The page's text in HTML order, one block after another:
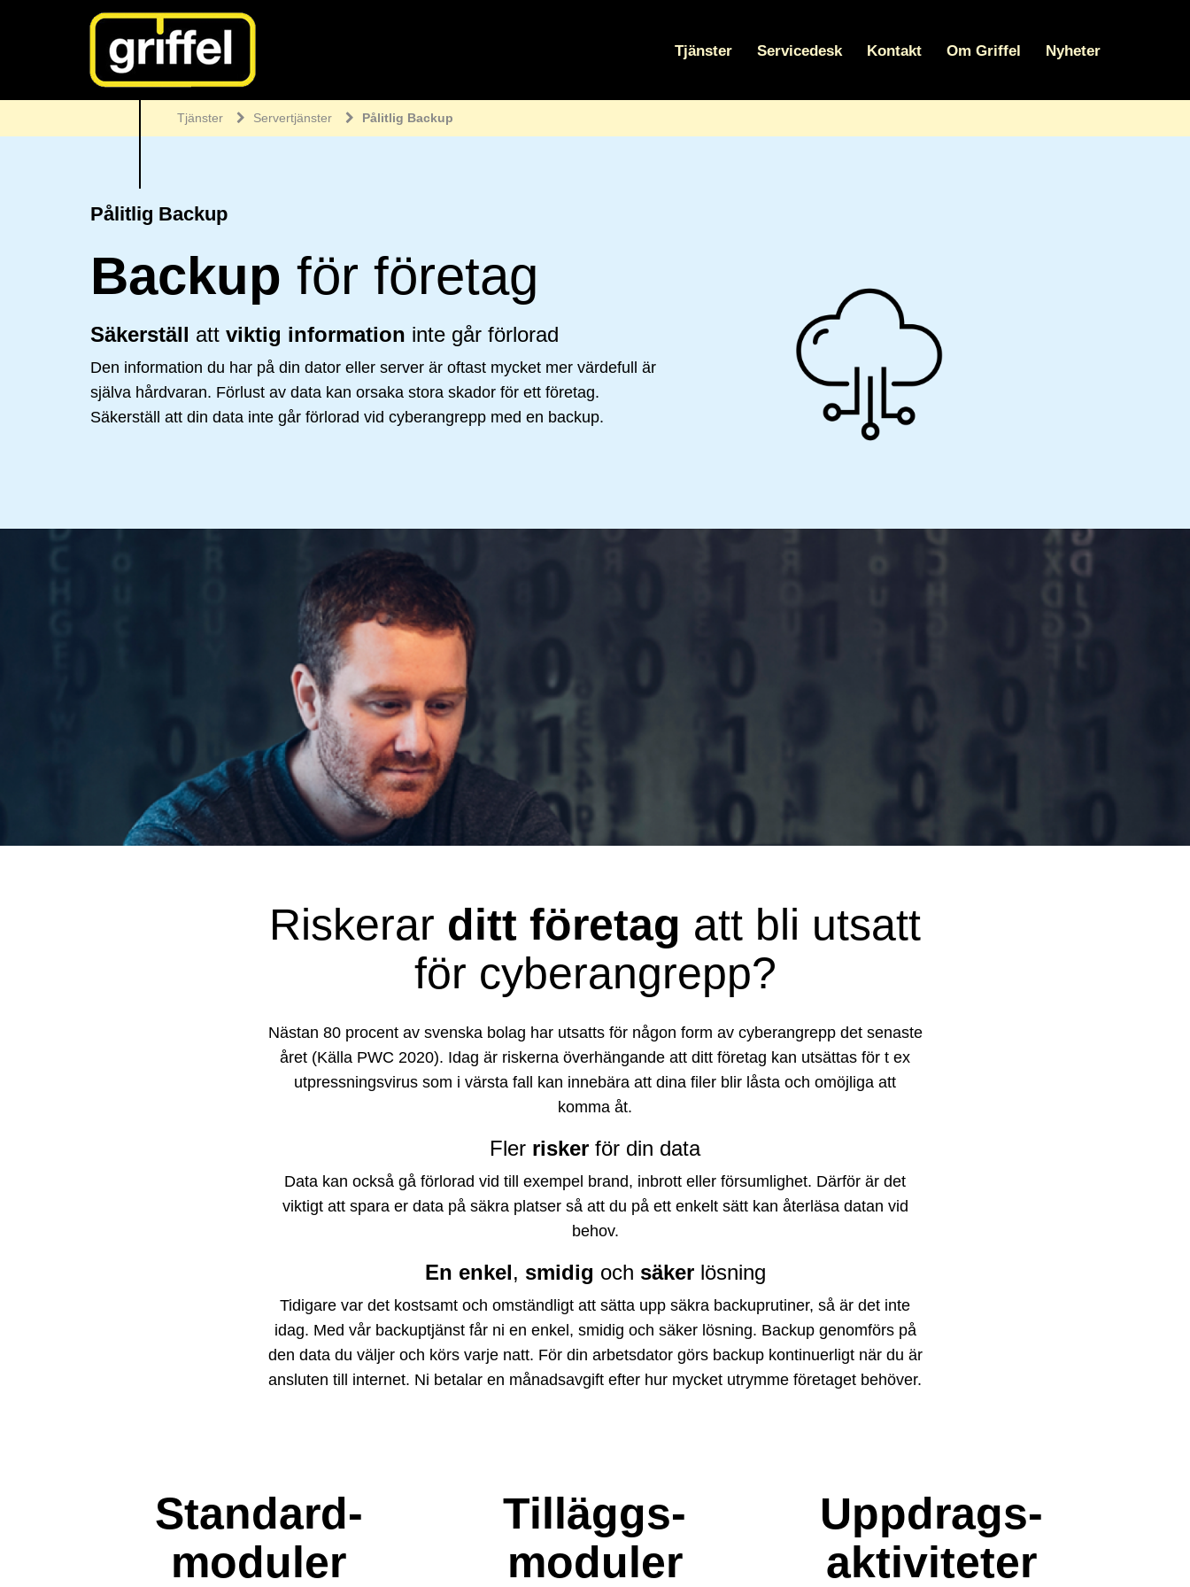
Tjänster Servicedesk Kontakt Om Griffel Nyheter
Tjänster Servertjänster Pålitlig Backup
Pålitlig Backup
Backup för företag
Säkerställ att viktig information inte går förlorad
Den information du har på din dator eller server är of­tast mycket mer värdefull är
själva hårdvaran. Förlust av data kan orsaka stora skador för ett företag.
Säkerställ att din data inte går förlorad vid cyberangrepp med en backup.
Riskerar ditt företag att bli utsatt
för cyberangrepp?
Nästan 80 procent av svenska bolag har utsatts för någon form av cyberangrepp det senaste
året (Källa PWC 2020). Idag är riskerna överhängande att ditt företag kan utsättas för t ex
utpressningsvirus som i värsta fall kan innebära att dina filer blir låsta och omöjliga att
komma åt.
Fler risker för din data
Data kan också gå förlo­rad vid till exempel brand, inbrott eller försumlighet. Därför är det
viktigt att spara er data på säkra platser så att du på ett enkelt sätt kan återläsa datan vid
behov.
En enkel, smidig och säkerlösning
Tidigare var det kostsamt och omständligt att sätta upp säkra backuprutiner, så är det inte
idag. Med vår backuptjänst får ni en enkel, smidig och sä­ker lösning. Backup genomförs på
den data du väljer och körs varje natt. För din arbetsdator görs backup kontinuerligt när du är
ansluten till internet. Ni betalar en månadsavgift efter hur mycket utrymme företaget behöver.
Standard-
moduler
Tilläggs-
moduler
Uppdrags-
aktiviteter